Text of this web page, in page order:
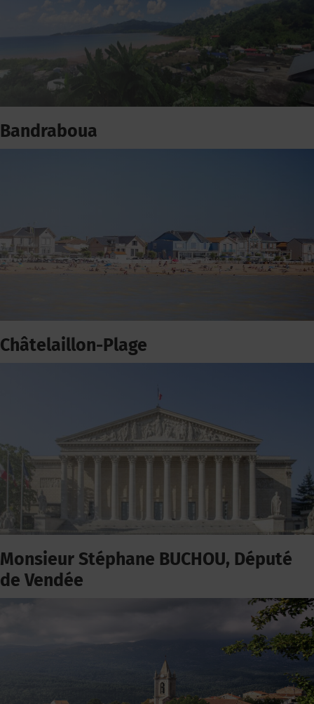
Bandraboua
Châtelaillon-Plage
Monsieur Stéphane BUCHOU, Député
de Vendée